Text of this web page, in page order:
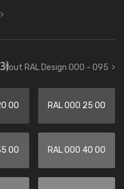
tout RAL Design 000 - 095
00 RAL 000 25 00
00 RAL 000 40 00